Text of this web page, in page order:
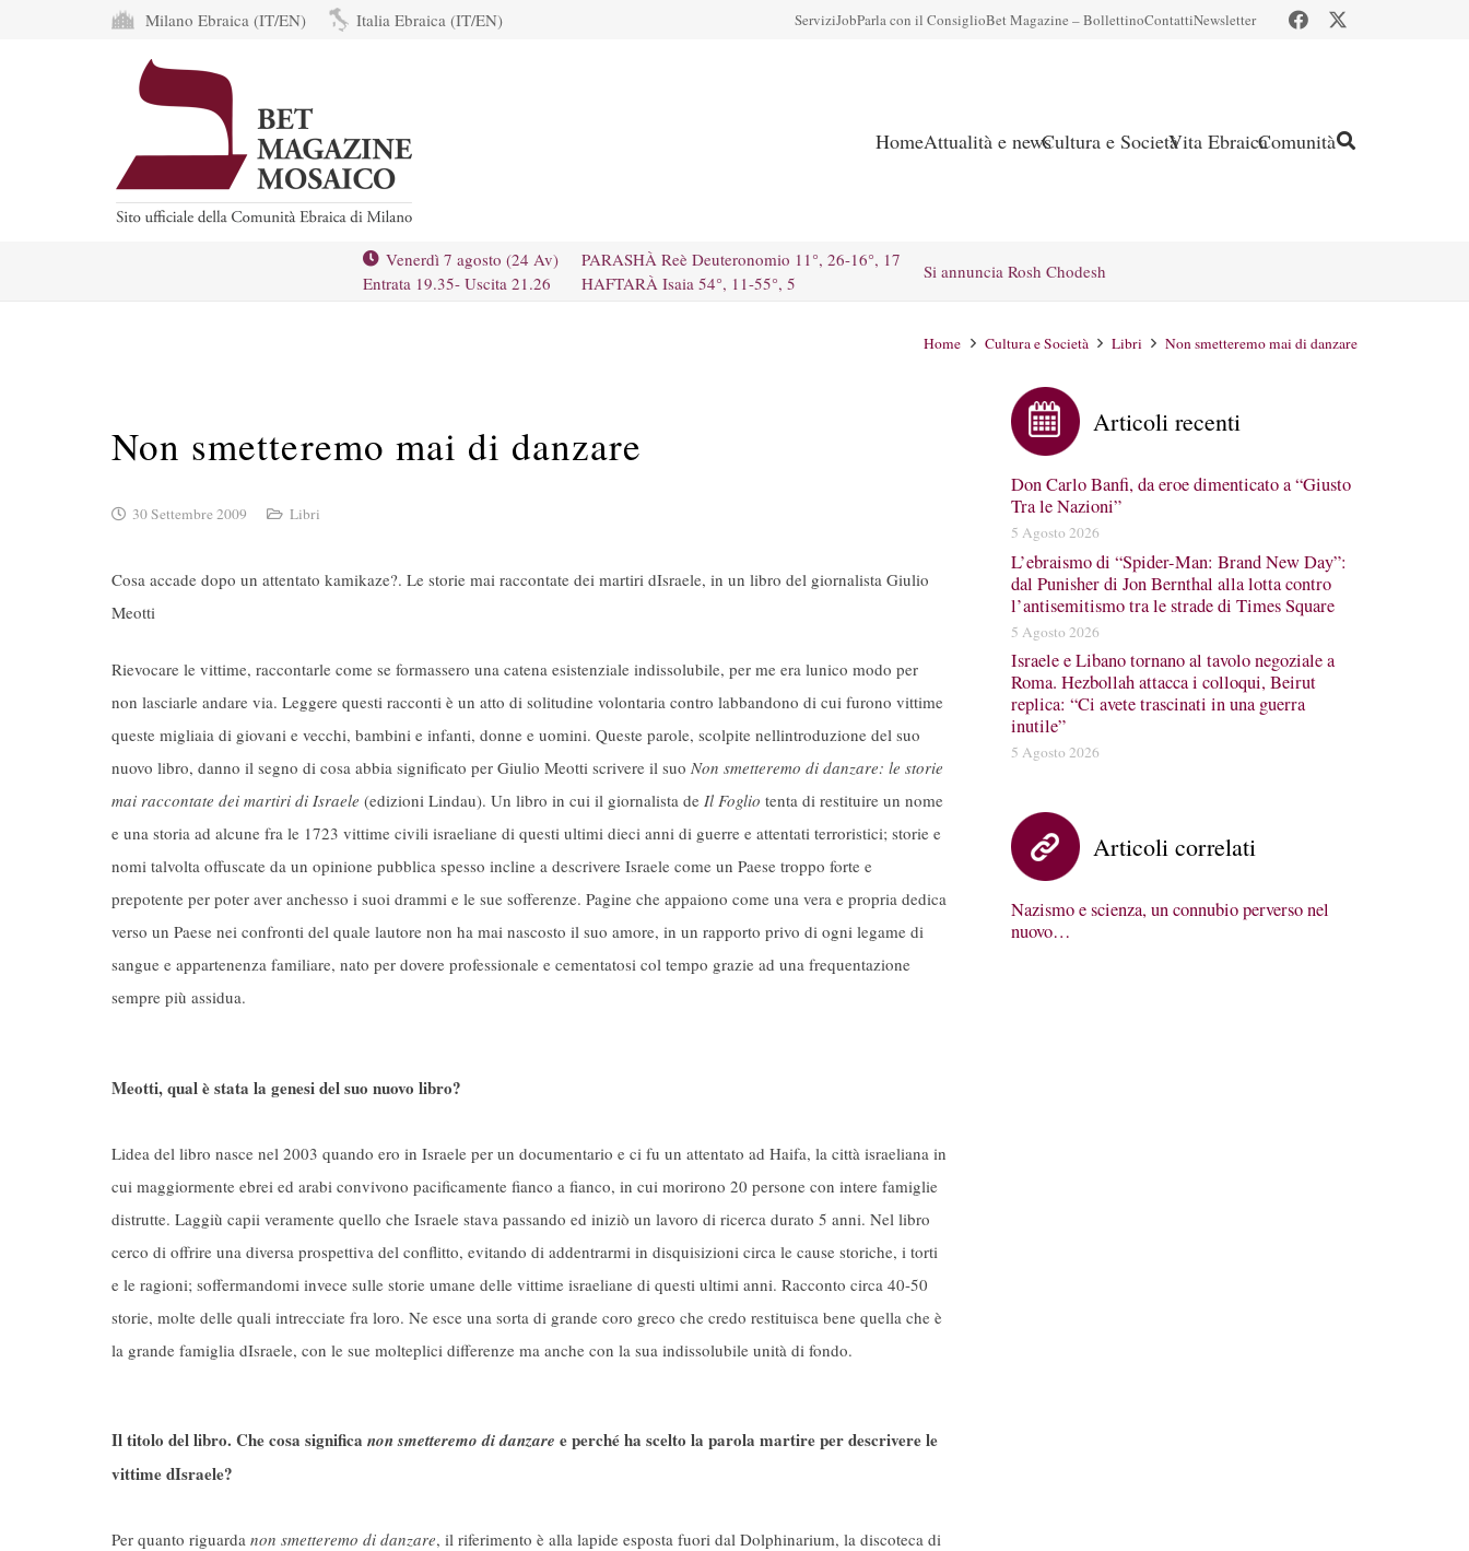
Milano Ebraica (IT/EN) Italia Ebraica (IT/EN) ServiziJobParla con il ConsiglioBet Magazine – BollettinoContattiNewsletter
HomeAttualità e newsCultura e SocietàVita EbraicaComunità
Venerdì 7 agosto (24 Av)
Entrata 19.35- Uscita 21.26
PARASHÀ Reè Deuteronomio 11°, 26-16°, 17
HAFTARÀ Isaia 54°, 11-55°, 5
Si annuncia Rosh Chodesh
Home Cultura e Società Libri Non smetteremo mai di danzare
Non smetteremo mai di danzare
30 Settembre 2009 Libri
Cosa accade dopo un attentato kamikaze?. Le storie mai raccontate dei martiri dIsraele, in un libro del giornalista Giulio
Meotti
Rievocare le vittime, raccontarle come se formassero una catena esistenziale indissolubile, per me era lunico modo per
non lasciarle andare via. Leggere questi racconti è un atto di solitudine volontaria contro labbandono di cui furono vittime
queste migliaia di giovani e vecchi, bambini e infanti, donne e uomini. Queste parole, scolpite nellintroduzione del suo
nuovo libro, danno il segno di cosa abbia significato per Giulio Meotti scrivere il suo Non smetteremo di danzare: le storie
mai raccontate dei martiri di Israele (edizioni Lindau). Un libro in cui il giornalista de Il Foglio tenta di restituire un nome
e una storia ad alcune fra le 1723 vittime civili israeliane di questi ultimi dieci anni di guerre e attentati terroristici; storie e
nomi talvolta offuscate da un opinione pubblica spesso incline a descrivere Israele come un Paese troppo forte e
prepotente per poter aver anchesso i suoi drammi e le sue sofferenze. Pagine che appaiono come una vera e propria dedica
verso un Paese nei confronti del quale lautore non ha mai nascosto il suo amore, in un rapporto privo di ogni legame di
sangue e appartenenza familiare, nato per dovere professionale e cementatosi col tempo grazie ad una frequentazione
sempre più assidua.
Meotti, qual è stata la genesi del suo nuovo libro?
Lidea del libro nasce nel 2003 quando ero in Israele per un documentario e ci fu un attentato ad Haifa, la città israeliana in
cui maggiormente ebrei ed arabi convivono pacificamente fianco a fianco, in cui morirono 20 persone con intere famiglie
distrutte. Laggiù capii veramente quello che Israele stava passando ed iniziò un lavoro di ricerca durato 5 anni. Nel libro
cerco di offrire una diversa prospettiva del conflitto, evitando di addentrarmi in disquisizioni circa le cause storiche, i torti
e le ragioni; soffermandomi invece sulle storie umane delle vittime israeliane di questi ultimi anni. Racconto circa 40-50
storie, molte delle quali intrecciate fra loro. Ne esce una sorta di grande coro greco che credo restituisca bene quella che è
la grande famiglia dIsraele, con le sue molteplici differenze ma anche con la sua indissolubile unità di fondo.
Il titolo del libro. Che cosa significa non smetteremo di danzare e perché ha scelto la parola martire per descrivere le
vittime dIsraele?
Per quanto riguarda non smetteremo di danzare, il riferimento è alla lapide esposta fuori dal Dolphinarium, la discoteca di
Articoli recenti
Don Carlo Banfi, da eroe dimenticato a “Giusto
Tra le Nazioni”
5 Agosto 2026
L’ebraismo di “Spider-Man: Brand New Day”:
dal Punisher di Jon Bernthal alla lotta contro
l’antisemitismo tra le strade di Times Square
5 Agosto 2026
Israele e Libano tornano al tavolo negoziale a
Roma. Hezbollah attacca i colloqui, Beirut
replica: “Ci avete trascinati in una guerra
inutile”
5 Agosto 2026
Articoli correlati
Nazismo e scienza, un connubio perverso nel
nuovo…